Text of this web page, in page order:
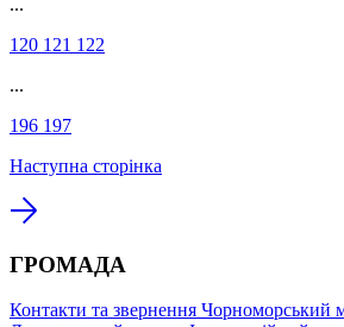
...
120 121 122
...
196 197
Наступна сторінка
ГРОМАДА
Контакти та звернення Чорноморський